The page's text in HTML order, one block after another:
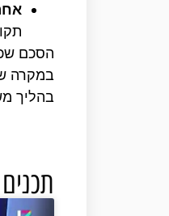
הסכם
במקרה
בהליך